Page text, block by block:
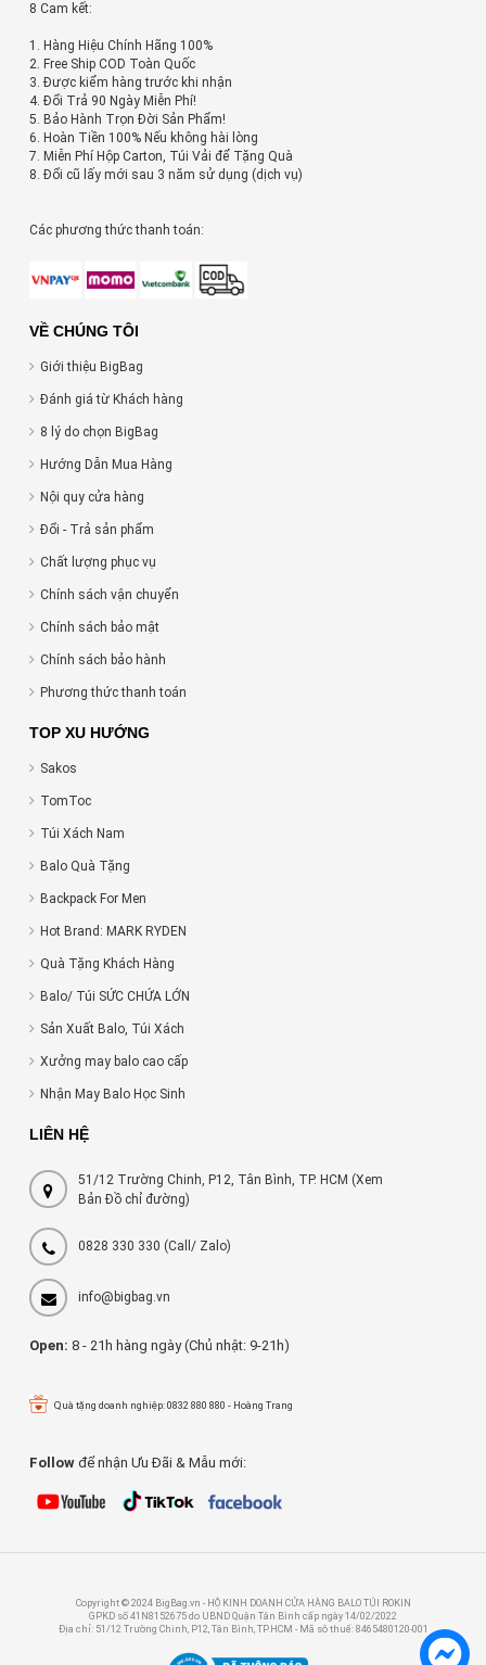
8 Cam kết:
1. Hàng Hiệu Chính Hãng 100%
2. Free Ship COD Toàn Quốc
3. Được kiểm hàng trước khi nhận
4. Đổi Trả 90 Ngày Miễn Phí!
5. Bảo Hành Trọn Đời Sản Phẩm!
6. Hoàn Tiền 100% Nếu không hài lòng
7. Miễn Phí Hộp Carton, Túi Vải để Tặng Quà
8. Đổi cũ lấy mới sau 3 năm sử dụng (dịch vụ)
Các phương thức thanh toán:
VỀ CHÚNG TÔI
Giới thiệu BigBag
Đánh giá từ Khách hàng
8 lý do chọn BigBag
Hướng Dẫn Mua Hàng
Nội quy cửa hàng
Đổi - Trả sản phẩm
Chất lượng phục vụ
Chính sách vận chuyển
Chính sách bảo mật
Chính sách bảo hành
Phương thức thanh toán
TOP XU HƯỚNG
Sakos
TomToc
Túi Xách Nam
Balo Quà Tặng
Backpack For Men
Hot Brand: MARK RYDEN
Quà Tặng Khách Hàng
Balo/ Túi SỨC CHỨA LỚN
Sản Xuất Balo, Túi Xách
Xưởng may balo cao cấp
Nhận May Balo Học Sinh
LIÊN HỆ
51/12 Trường Chinh, P12, Tân Bình, TP. HCM (Xem
Bản Đồ chỉ đường)
0828 330 330 (Call/ Zalo)
info@bigbag.vn
Open: 8 - 21h hàng ngày (Chủ nhật: 9-21h)
Quà tặng doanh nghiệp: 0832 880 880 - Hoàng Trang
Follow để nhận Ưu Đãi & Mẫu mới:
Copyright © 2024 BigBag.vn - HỘ KINH DOANH CỬA HÀNG BALO TÚI ROKIN
GPKD số 41N8152675 do UBND Quận Tân Bình cấp ngày 14/02/2022
Địa chỉ: 51/12 Trường Chinh, P12, Tân Bình, TP.HCM - Mã sô thuế: 8465480120-001